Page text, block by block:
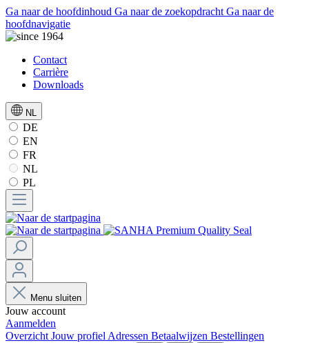
Ga naar de hoofdinhoud Ga naar de zoekopdracht Ga naar de
hoofdnavigatie
Contact
Carrière
Downloads
NL
DE
EN
FR
NL
PL
Menu sluiten
Jouw account
Aanmelden
Overzicht Jouw profiel Adressen Betaalwijzen Bestellingen